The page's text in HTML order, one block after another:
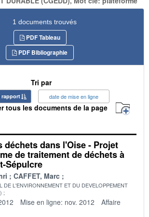
1 documents trouvés
PDF Tableau
PDF Bibliographie
Tri par
rapport date de mise en ligne
tous les documents de la page
déchets dans l'Oise - Projet
de traitement de déchets à
Sépulcre
CAFFET, Marc
DE L'ENVIRONNEMENT ET DU DEVELOPPEMENT
Mise en ligne: nov. 2012
Affaire